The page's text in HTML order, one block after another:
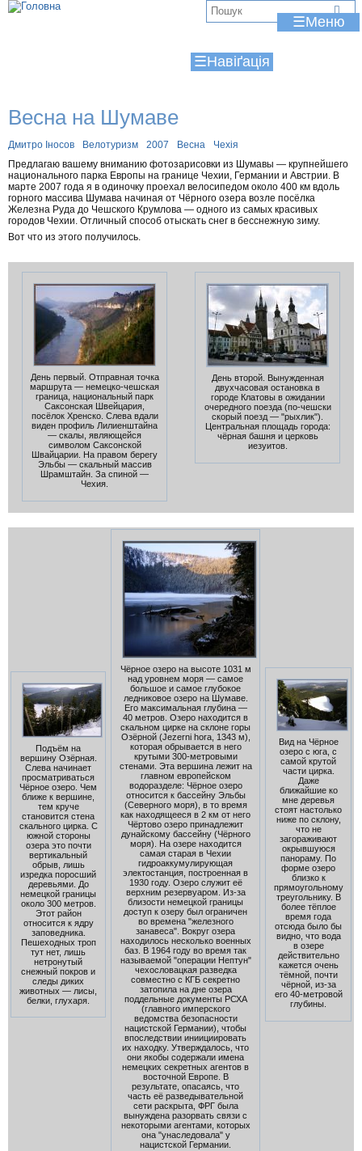
Jump to navigation
☰
☰
Весна на Шумаве
Дмитро Іносов Велотуризм 2007 Весна
Чехія
Предлагаю вашему вниманию фотозарисовки из Шумавы — крупнейшего
национального парка Европы на границе Чехии, Германии и Австрии. В
марте 2007 года я в одиночку проехал велосипедом около 400 км вдоль
горного массива Шумава начиная от Чёрного озера возле посёлка
Железна Руда до Чешского Крумлова — одного из самых красивых
городов Чехии. Отличный способ отыскать снег в бесснежную зиму.
Вот что из этого получилось.
День первый. Отправная точка
маршрута — немецко-чешская
граница, национальный парк
Саксонская Швейцария,
посёлок Хренско. Слева вдали
виден профиль Лилиенштайна
— скалы, являющейся
символом Саксонской
Швайцарии. На правом берегу
Эльбы — скальный массив
Шрамштайн. За спиной —
Чехия.
День второй. Вынужденная
двухчасовая остановка в
городе Клатовы в ожидании
очередного поезда (по-чешски
скорый поезд — "рыхлик").
Центральная площадь города:
чёрная башня и церковь
иезуитов.
Подъём на
вершину Озёрная.
Слева начинает
просматриваться
Чёрное озеро. Чем
ближе к вершине,
тем круче
становится стена
скального цирка. С
южной стороны
озера это почти
вертикальный
обрыв, лишь
изредка поросший
деревьями. До
немецкой границы
около 300 метров.
Этот район
относится к ядру
заповедника.
Пешеходных троп
тут нет, лишь
нетронутый
снежный покров и
следы диких
животных — лисы,
белки, глухаря.
Чёрное озеро на высоте 1031 м
над уровнем моря — самое
большое и самое глубокое
ледниковое озеро на Шумаве.
Его максимальная глубина —
40 метров. Озеро находится в
скальном цирке на склоне горы
Озёрной (Jezerni hora, 1343 м),
которая обрывается в него
крутыми 300-метровыми
стенами. Эта вершина лежит на
главном европейском
водоразделе: Чёрное озеро
относится к бассейну Эльбы
(Северного моря), в то время
как находящееся в 2 км от него
Чёртово озеро принадлежит
дунайскому бассейну (Чёрного
моря). На озере находится
самая старая в Чехии
гидроаккумулирующая
электостанция, построенная в
1930 году. Озеро служит её
верхним резервуаром. Из-за
близости немецкой границы
доступ к озеру был ограничен
во времена "железного
занавеса". Вокруг озера
находилось несколько военных
баз. В 1964 году во время так
называемой "операции Нептун"
чехословацкая разведка
совместно с КГБ секретно
затопила на дне озера
поддельные документы РСХА
(главного имперского
ведомства безопасности
нацистской Германии), чтобы
впоследствии иниициировать
их находку. Утверждалось, что
они якобы содержали имена
немецких секретных агентов в
восточной Европе. В
результате, опасаясь, что
часть её разведывательной
сети раскрыта, ФРГ была
вынуждена разорвать связи с
некоторыми агентами, которых
она "унаследовала" у
нацистской Германии.
Вид на Чёрное
озеро с юга, с
самой крутой
части цирка.
Даже
ближайшие ко
мне деревья
стоят настолько
ниже по склону,
что не
загораживают
окрывшуюся
панораму. По
форме озеро
близко к
прямоугольному
треугольнику. В
более тёплое
время года
отсюда было бы
видно, что вода
в озере
действительно
кажется очень
тёмной, почти
чёрной, из-за
его 40-метровой
глубины.